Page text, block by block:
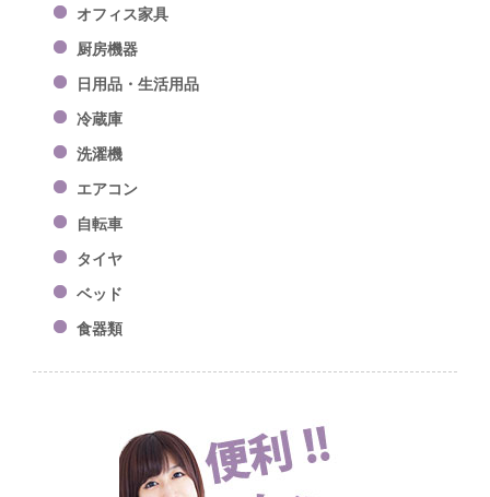
オフィス家具
厨房機器
日用品・生活用品
冷蔵庫
洗濯機
エアコン
自転車
タイヤ
ベッド
食器類